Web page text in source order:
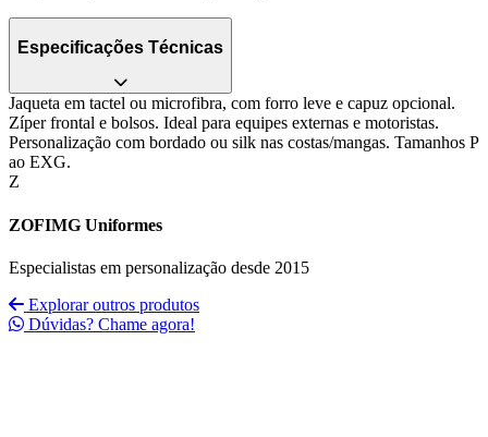
Especificações Técnicas
Jaqueta em tactel ou microfibra, com forro leve e capuz opcional.
Zíper frontal e bolsos. Ideal para equipes externas e motoristas.
Personalização com bordado ou silk nas costas/mangas. Tamanhos P
ao EXG.
Z
ZOFIMG Uniformes
Especialistas em personalização desde 2015
Explorar outros produtos
Dúvidas? Chame agora!